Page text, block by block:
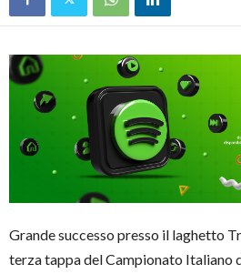
Grande successo presso il laghetto
terza tappa del Campionato Italiano